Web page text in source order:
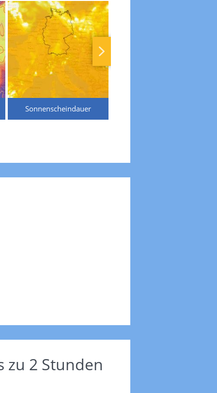
Sonnenscheindauer
zu 2 Stunden